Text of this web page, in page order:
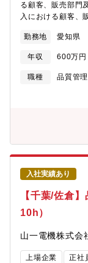
る顧客、販売部門
入における顧客、
不具合に関する対
先への不具合情報
確認、仕入先から
渉）・品質に関す
客先】中堅・大
属先情報】CQE2
の部品不具合が重
部品であり、品質
要なポジションで
融合による不具合
メンバーによるバ
題解決にあたり、
よるスキルアップ
勤務地 愛知県
年収 600万円
職種
品質管
入社実績あり
【千葉/佐倉
10h）
山一電機株式会
上場企業 正社